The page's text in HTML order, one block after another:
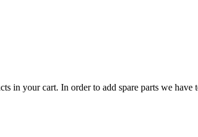
in your cart. In order to add spare parts we have